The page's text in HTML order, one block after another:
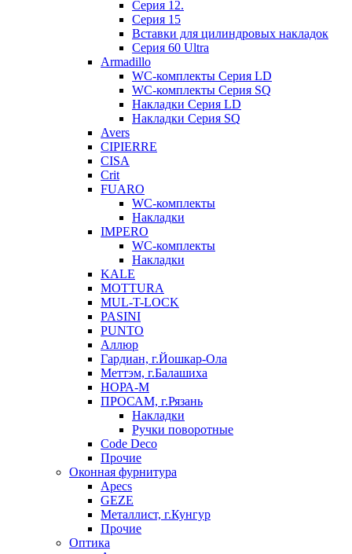
Серия 12.
Серия 15
Вставки для цилиндровых накладок
Серия 60 Ultra
Armadillo
WC-комплекты Серия LD
WC-комплекты Серия SQ
Накладки Серия LD
Накладки Серия SQ
Avers
CIPIERRE
CISA
Crit
FUARO
WC-комплекты
Накладки
IMPERO
WC-комплекты
Накладки
KALE
MOTTURA
MUL-T-LOCK
PASINI
PUNTO
Аллюр
Гардиан, г.Йошкар-Ола
Меттэм, г.Балашиха
НОРА-М
ПРОСАМ, г.Рязань
Накладки
Ручки поворотные
Code Deco
Прочие
Оконная фурнитура
Apecs
GEZE
Металлист, г.Кунгур
Прочие
Оптика